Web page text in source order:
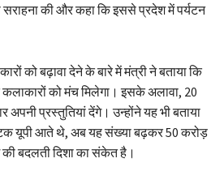
सराहना की और कहा कि इससे प्रदेश में पर्यटन
को बढ़ावा देने के बारे में मंत्री ने बताया कि
को मंच मिलेगा। इसके अलावा, 20
प्रस्तुतियां देंगे। उन्होंने यह भी बताया
यूपी आते थे, अब यह संख्या बढ़कर 50 करोड़
बदलती दिशा का संकेत है।